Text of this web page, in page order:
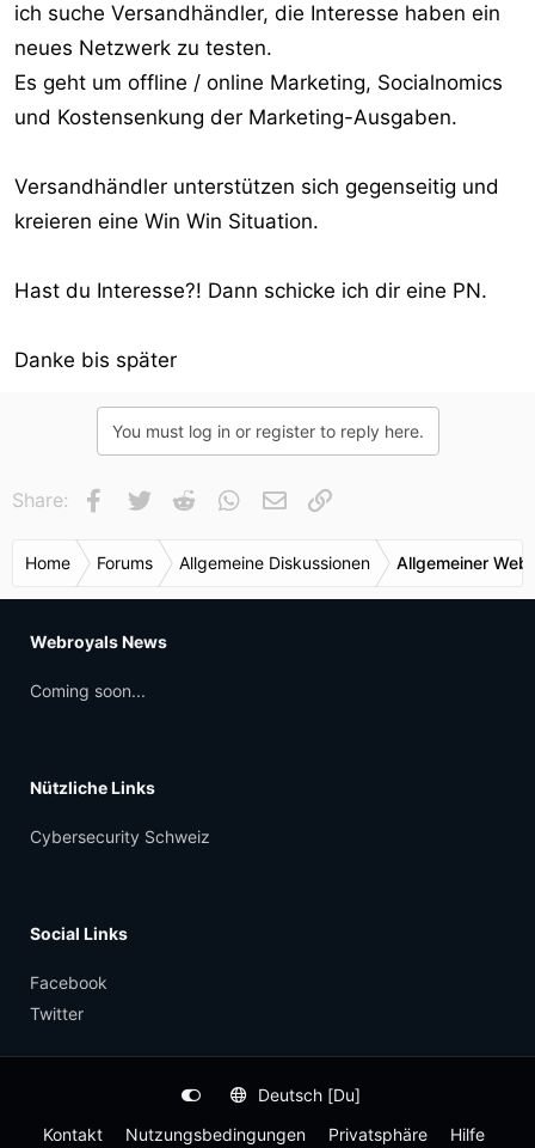
t
r
ich suche Versandhändler, die Interesse haben ein
neues Netzwerk zu testen.
Es geht um offline / online Marketing, Socialnomics
und Kostensenkung der Marketing-Ausgaben.
Versandhändler unterstützen sich gegenseitig und
kreieren eine Win Win Situation.
Hast du Interesse?! Dann schicke ich dir eine PN.
Danke bis später
You must log in or register to reply here.
Share: Facebook
Twitter Reddit WhatsApp
E-Mail
Home Forums Allgemeine Diskussionen Allgemeiner
Webroyals News
Coming soon...
Nützliche Links
Cybersecurity Schweiz
Social Links
Facebook
Twitter
Deutsch [Du]
Kontakt
Nutzungsbedingungen Privatsphäre Hilfe